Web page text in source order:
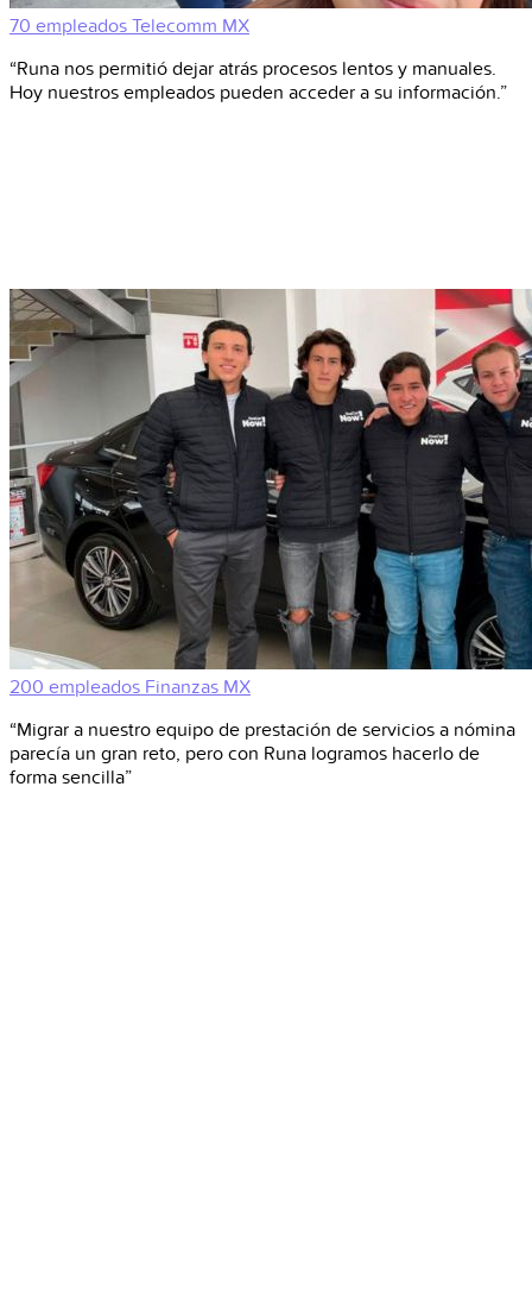
70 empleados Telecomm MX
“Runa nos permitió dejar atrás procesos lentos y manuales.
Hoy nuestros empleados pueden acceder a su información.”
200 empleados Finanzas MX
“Migrar a nuestro equipo de prestación de servicios a nómina
parecía un gran reto, pero con Runa logramos hacerlo de
forma sencilla”